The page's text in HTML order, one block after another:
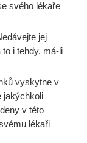
svého lékaře
jej
to i tehdy, má-li
vyskytne v
jakýchkoli
v této
lékaři